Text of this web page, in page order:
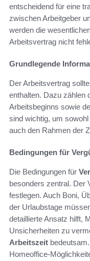
entscheidend für eine
zwischen Arbeitgeber
werden die
Arbeitsvertrag nicht
Grundlegende
Der Arbeitsvertrag
enthalten. Dazu zählen
Arbeitsbeginns sowie
sind wichtig, um
auch den Rahmen der
Bedingungen für
Die Bedingungen für
besonders zentral. Der
festlegen. Auch Boni,
der Urlaubstage
detaillierte Ansatz hilft,
Unsicherheiten zu
Arbeitszeit
Homeoffice-